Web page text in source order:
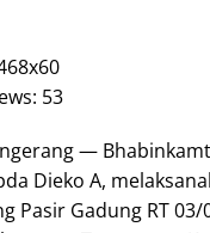
53
—
Dieko A,
Pasir Gadung RT